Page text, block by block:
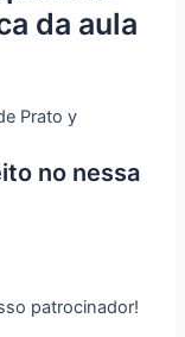
da aula
no nessa
patrocinador!